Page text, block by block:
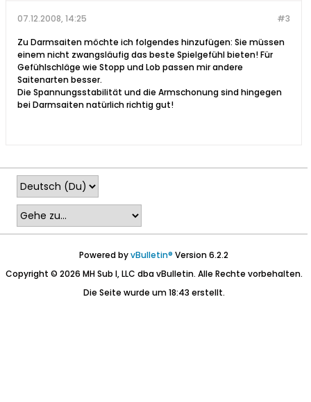
#3
07.12.2008, 14:25
Zu Darmsaiten möchte ich folgendes hinzufügen: Sie müssen
einem nicht zwangsläufig das beste Spielgefühl bieten! Für
Gefühlschläge wie Stopp und Lob passen mir andere
Saitenarten besser.
Die Spannungsstabilität und die Armschonung sind hingegen
bei Darmsaiten natürlich richtig gut!
Powered byvBulletin® Version 6.2.2
Copyright © 2026 MH Sub I, LLC dba vBulletin. Alle Rechte vorbehalten.
Die Seite wurde um 18:43 erstellt.